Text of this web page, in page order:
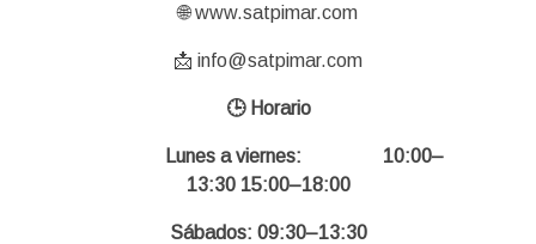
🌐 www.satpimar.com
📩 info@satpimar.com
🕒 Horario
Lunes a viernes:
10:00–
13:30 15:00–18:00
Sábados: 09:30–13:30